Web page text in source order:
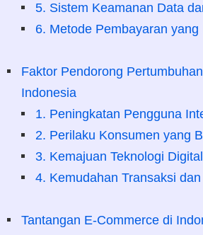
5. Sistem Keamanan Data
6. Metode Pembayaran yang
Faktor Pendorong
Indonesia
1. Peningkatan Pengguna
2. Perilaku Konsumen yang
3. Kemajuan Teknologi Digital
4. Kemudahan Transaksi
Tantangan E-Commerce di